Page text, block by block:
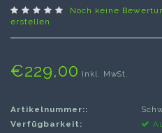
Noch keine
erstellen
€229,00 Inkl. MwSt.
Artikelnummer::
Verfügbarkeit: